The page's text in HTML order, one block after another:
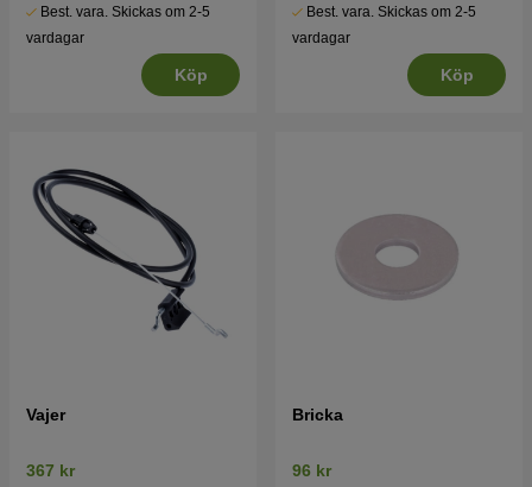
Best. vara. Skickas om 2-5
vardagar
Köp
Best. vara. Skickas om 2-5
vardagar
Köp
Vajer
367 kr
Bricka
96 kr